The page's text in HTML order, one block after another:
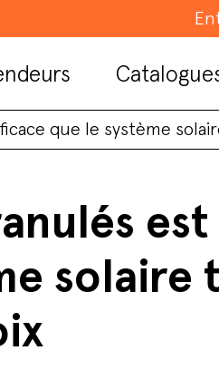
que le système
solaire